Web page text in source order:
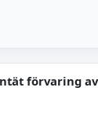
förvaring av